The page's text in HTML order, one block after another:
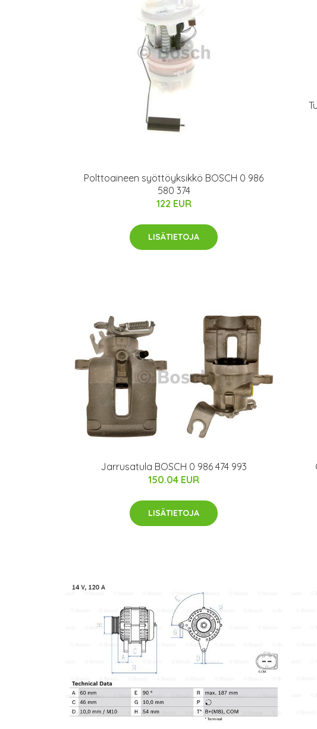
Polttoaineen syöttöyksikkö BOSCH 0 986
580 374
122 EUR
LISÄTIETOJA
Jarrusatula BOSCH 0 986 474 993
150.04 EUR
LISÄTIETOJA